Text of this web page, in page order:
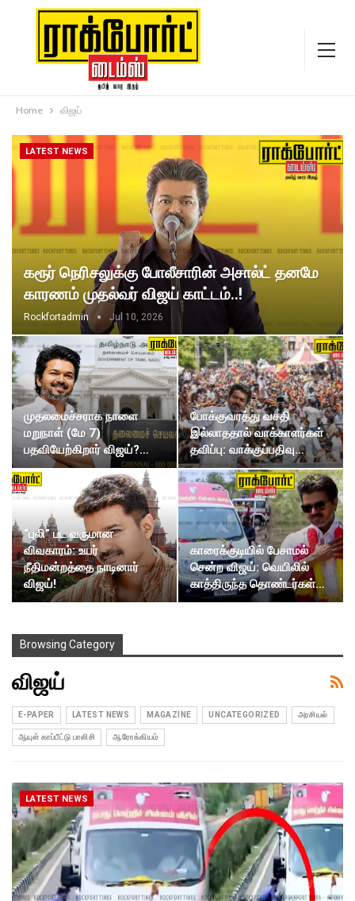
Home விஜய்
LATEST NEWS
கரூர் நெரிசலுக்கு போலீசாரின் அசால்ட் தனமே
காரணம் முதல்வர் விஜய் காட்டம்..!
Rockfortadmin Jul 10, 2026
முதலமைச்சராக நாளை
மறுநாள் (மே 7)
பதவியேற்கிறார் விஜய்?…
போக்குவரத்து வசதி
இல்லாததால் வாக்காளர்கள்
தவிப்பு: வாக்குப்பதிவு…
“புலி” பட வருமான
விவகாரம்: உயர்
நீதிமன்றத்தை நாடினார்
விஜய்!
காரைக்குடியில் பேசாமல்
சென்ற விஜய்: வெயிலில்
காத்திருந்த தொண்டர்கள்…
Browsing Category
விஜய்
E-PAPER LATEST NEWS MAGAZINE UNCATEGORIZED அரசியல்
ஆயுள் காப்பீட்டு பாலிசி ஆரோக்கியம்
LATEST NEWS